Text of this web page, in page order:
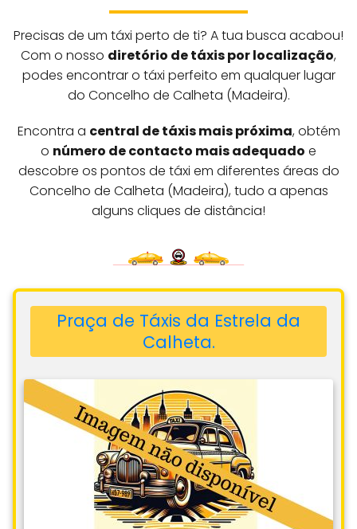
Precisas de um táxi perto de ti? A tua busca acabou!
Com o nosso diretório de táxis por localização,
podes encontrar o táxi perfeito em qualquer lugar
do Concelho de Calheta (Madeira).
Encontra a central de táxis mais próxima, obtém
o número de contacto mais adequado e
descobre os pontos de táxi em diferentes áreas do
Concelho de Calheta (Madeira), tudo a apenas
alguns cliques de distância!
Praça de Táxis da Estrela da
Calheta.